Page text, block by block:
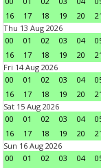
16
17 18 19 20 21
Thu 13 Aug 2026
00
01 02 03 04
16
17 18 19 20 21
Fri 14 Aug 2026
00
01 02 03 04
16
17 18 19 20 21
Sat 15 Aug 2026
00
01 02 03 04
16
17 18 19 20 21
Sun 16 Aug 2026
00
01 02 03 04